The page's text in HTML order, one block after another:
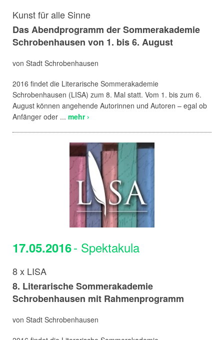
Kunst für alle Sinne
Das Abendprogramm der Sommerakademie
Schrobenhausen von 1. bis 6. August
von Stadt Schrobenhausen
2016 findet die Literarische Sommerakademie
Schrobenhausen (LISA) zum 8. Mal statt. Vom 1. bis zum 6.
August können angehende Autorinnen und Autoren – egal ob
Anfänger oder ... mehr ›
17.05.2016- Spektakula
8 x LISA
8. Literarische Sommerakademie
Schrobenhausen mit Rahmenprogramm
von Stadt Schrobenhausen